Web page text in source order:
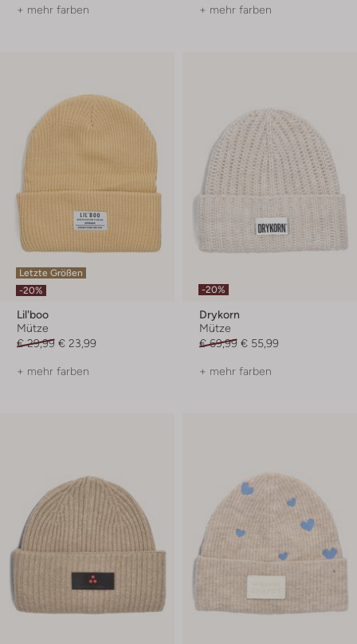
+ mehr farben + mehr farben
Letzte Größen
-20%
Lil'boo
Mütze
€ 29,99 € 23,99
+ mehr farben
-20%
Drykorn
Mütze
€ 69,99 € 55,99
+ mehr farben